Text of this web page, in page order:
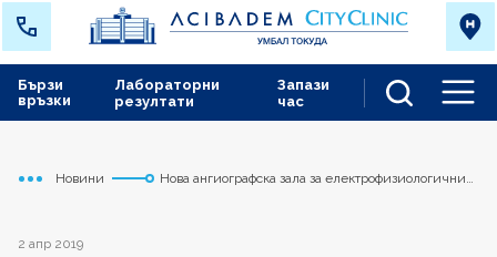
Лабораторни
резултати
Запази
час
Бързи
връзки
Начало
Токуда
Новини
Нова ангиографска зала за електрофизиологични
2 апр 2019